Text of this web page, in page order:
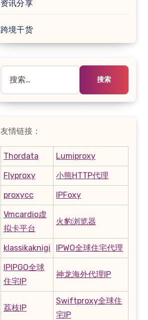
资讯分享
跨境干货
索：
友情链接：
Thordata Lumiproxy
Flyproxy 小熊HTTP代理
proxycc IPFoxy
Vmcardio虚
拟卡平台
火豹浏览器
klassikaknigi IPWO全球住宅代理
IPIPGO全球
住宅IP
神龙海外代理IP
荔枝IP
Swiftproxy全球住
宅IP